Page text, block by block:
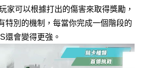
家可以根據打出的傷害來取得獎勵，
特別的機制， 每當你完成一個階段的
還會變得更強。